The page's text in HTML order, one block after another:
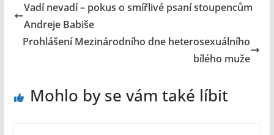
Vadí nevadí – pokus o smířlivé psaní stoupencům
Andreje Babiše
Prohlášení Mezinárodního dne heterosexuálního
bílého muže
Mohlo by se vám také líbit